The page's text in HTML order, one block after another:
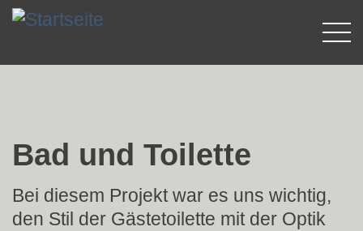
Direkt
Bad und Toilette
Bei diesem Projekt war es uns wichtig,
den Stil der Gästetoilette mit der Optik